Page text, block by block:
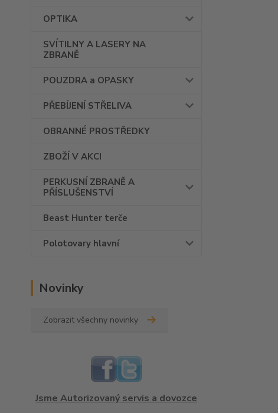
OPTIKA
SVÍTILNY A LASERY NA
ZBRANĚ
POUZDRA a OPASKY
PŘEBÍJENÍ STŘELIVA
OBRANNÉ PROSTŘEDKY
ZBOŽÍ V AKCI
PERKUSNÍ ZBRANĚ A
PŘÍSLUŠENSTVÍ
Beast Hunter terče
Polotovary hlavní
Novinky
Zobrazit všechny novinky
Jsme Autorizovaný servis a dovozce